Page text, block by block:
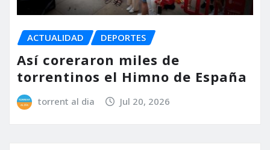
ACTUALIDAD DEPORTES
Así coreraron miles de
torrentinos el Himno de España
torrent al dia Jul 20, 2026